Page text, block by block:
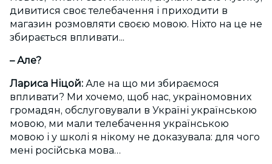
дивитися своє телебачення і приходити в
магазин розмовляти своєю мовою. Ніхто на це не
збирається впливати...
– Але?
Лариса Ніцой: Але на що ми збираємося
впливати? Ми хочемо, щоб нас, україномовних
громадян, обслуговували в Україні українською
мовою, ми мали телебачення українською
мовою і у школі я нікому не доказувала: для чого
мені російська мова…